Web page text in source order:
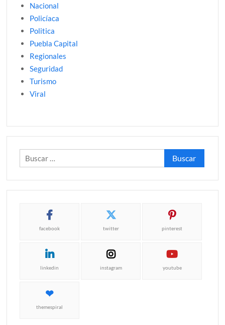
Nacional
Policíaca
Politica
Puebla Capital
Regionales
Seguridad
Turismo
Viral
Buscar:
facebook twitter pinterest
linkedin instagram youtube
themespiral